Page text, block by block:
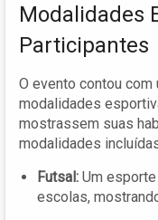
Modalidades
Participantes
O evento contou com
modalidades
mostrassem suas
modalidades
Futsal: Um
escolas,